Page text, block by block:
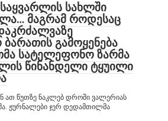
საყვარლის სახლში
მაგრამ როდესაც
გამოყენება
სატელეფონო ზარმა
წინანდელი ტყუილი
ათ წუთზე ნაკლებ დროში ვალერიას
ჟურნალები ჯერ დედამთილმა